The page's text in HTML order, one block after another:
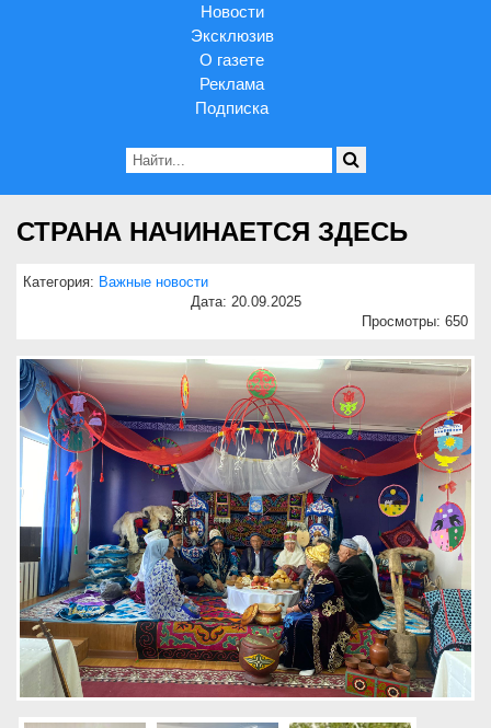
Новости
Эксклюзив
О газете
Реклама
Подписка
СТРАНА НАЧИНАЕТСЯ ЗДЕСЬ
Категория: Важные новости
Дата: 20.09.2025
Просмотры: 650